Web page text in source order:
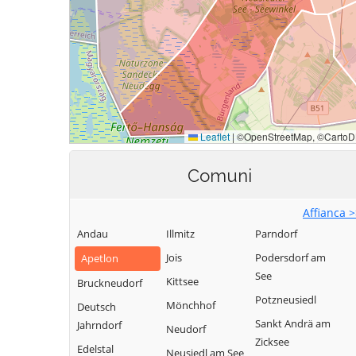
Comuni
Affianca
Andau
Apetlon
Bruckneudorf
Deutsch
Jahrndorf
Edelstal
Illmitz
Jois
Kittsee
Mönchhof
Neudorf
Neusiedl am See
Parndorf
Podersdorf am
See
Potzneusiedl
Sankt Andrä am
Zicksee